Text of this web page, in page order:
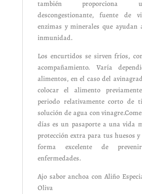
también proporciona
descongestionante, fuente de
enzimas y minerales que ayudan
inmunidad.
Los encurtidos se sirven fríos,
acompañamiento. Varía
alimentos, en el caso del
colocar el alimento
periodo relativamente corto de
solución de agua con
días es un pasaporte a una vida
protección extra para tus huesos
forma excelente de
enfermedades.
Ajo sabor anchoa con Aliño
Oliva